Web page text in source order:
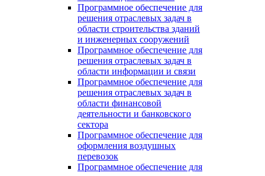
Программное обеспечение для
решения отраслевых задач в
области строительства зданий
и инженерных сооружений
Программное обеспечение для
решения отраслевых задач в
области информации и связи
Программное обеспечение для
решения отраслевых задач в
области финансовой
деятельности и банковского
сектора
Программное обеспечение для
оформления воздушных
перевозок
Программное обеспечение для